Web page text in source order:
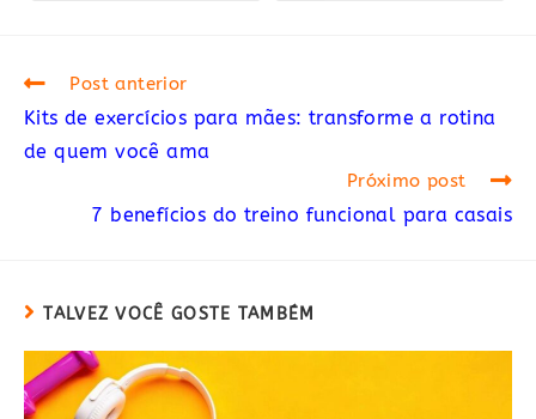
Read
articles
Post anterior
Kits de exercícios para mães: transforme a rotina
de quem você ama
Próximo post
7 benefícios do treino funcional para casais
TALVEZ VOCÊ GOSTE TAMBÉM